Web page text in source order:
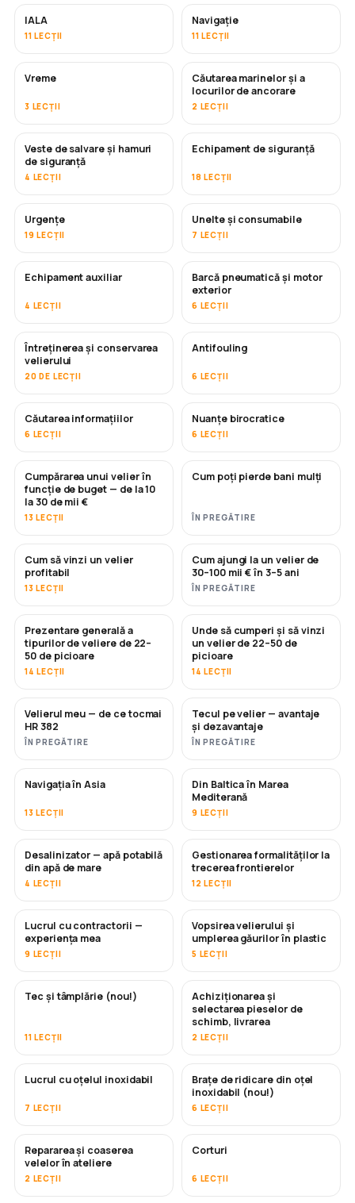
IALA
11 LECȚII
Navigație
11 LECȚII
Vreme
3 LECȚII
Căutarea marinelor și a
locurilor de ancorare
2 LECȚII
Veste de salvare și hamuri
de siguranță
4 LECȚII
Echipament de siguranță
18 LECȚII
Urgențe
19 LECȚII
Unelte și consumabile
7 LECȚII
Echipament auxiliar
4 LECȚII
Barcă pneumatică și motor
exterior
6 LECȚII
Întreținerea și conservarea
velierului
20 DE LECȚII
ÎN CURÂND
Antifouling
6 LECȚII
Căutarea informațiilor
6 LECȚII
Nuanțe birocratice
6 LECȚII
ÎN CURÂND
Cumpărarea unui velier în
funcție de buget — de la 10
la 30 de mii €
13 LECȚII
ÎN CURÂND
Cum poți pierde bani mulți
ÎN PREGĂTIRE
NOU
Cum să vinzi un velier
profitabil
13 LECȚII
NOU
Cum ajungi la un velier de
30–100 mii € în 3–5 ani
ÎN PREGĂTIRE
ÎN CURÂND
Prezentare generală a
tipurilor de veliere de 22–
50 de picioare
14 LECȚII
ÎN CURÂND
Unde să cumperi și să vinzi
un velier de 22–50 de
picioare
14 LECȚII
ÎN CURÂND
Velierul meu — de ce tocmai
HR 382
ÎN PREGĂTIRE
ÎN CURÂND
Tecul pe velier — avantaje
și dezavantaje
ÎN PREGĂTIRE
ÎN CURÂND
Navigația în Asia
13 LECȚII
ÎN CURÂND
Din Baltica în Marea
Mediterană
9 LECȚII
ÎN CURÂND
Desalinizator — apă potabilă
din apă de mare
4 LECȚII
Gestionarea formalităților la
trecerea frontierelor
12 LECȚII
ÎN CURÂND
Lucrul cu contractorii —
experiența mea
9 LECȚII
ÎN CURÂND
Vopsirea velierului și
umplerea găurilor în plastic
5 LECȚII
Tec și tâmplărie (nou!)
11 LECȚII
ÎN CURÂND
Achiziționarea și
selectarea pieselor de
schimb, livrarea
2 LECȚII
ÎN CURÂND
Lucrul cu oțelul inoxidabil
7 LECȚII
Brațe de ridicare din oțel
inoxidabil (nou!)
6 LECȚII
ÎN CURÂND
Repararea și coaserea
velelor în ateliere
2 LECȚII
Corturi
6 LECȚII